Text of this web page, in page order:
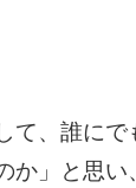
て、誰に
か」と思い